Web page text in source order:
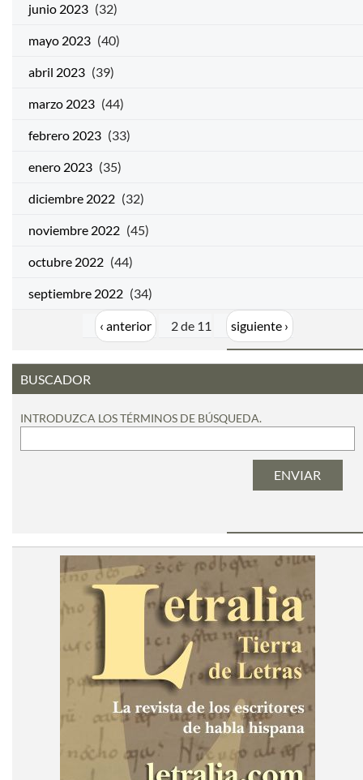
junio 2023 (32)
mayo 2023 (40)
abril 2023 (39)
marzo 2023 (44)
febrero 2023 (33)
enero 2023 (35)
diciembre 2022 (32)
noviembre 2022 (45)
octubre 2022 (44)
septiembre 2022 (34)
‹ anterior 2 de 11 siguiente ›
BUSCADOR
INTRODUZCA LOS TÉRMINOS DE BÚSQUEDA.